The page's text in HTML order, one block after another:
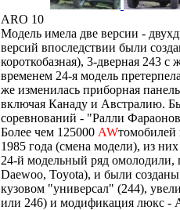
ARO 10
Модель имела две версии -
версий впоследствии были
короткобазная), 3-дверная 243
временем 24-я модель
же изменилась приборная
включая Канаду и Австралию.
соревнований - "Ралли
Более чем 125000 AWтомобилей
1985 года (смена модели), из
24-й модельный ряд омолодили,
Daewoo, Toyota), и были
кузовом "универсал" (244),
или 246) и модификация люкс -